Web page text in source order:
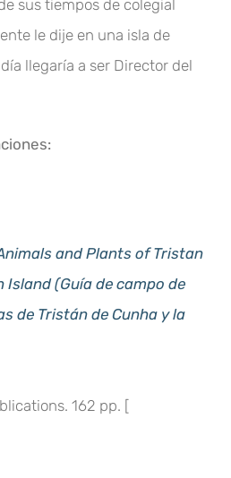
sus tiempos de colegial
le dije en una isla de
llegaría a ser Director del
and Plants of Tristan
Island (Guía de campo de
de Tristán de Cunha y la
162 pp. [